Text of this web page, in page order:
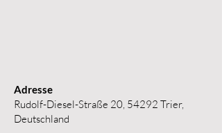
Adresse
Rudolf-Diesel-Straße 20, 54292 Trier,
Deutschland